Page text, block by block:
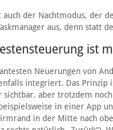
auch der Nachtmodus, der
aus, denn statt
ist
Neuerungen von
integriert. Das Prinzip
sichtbar, aber trotzdem
in einer App
in der Mitte nach